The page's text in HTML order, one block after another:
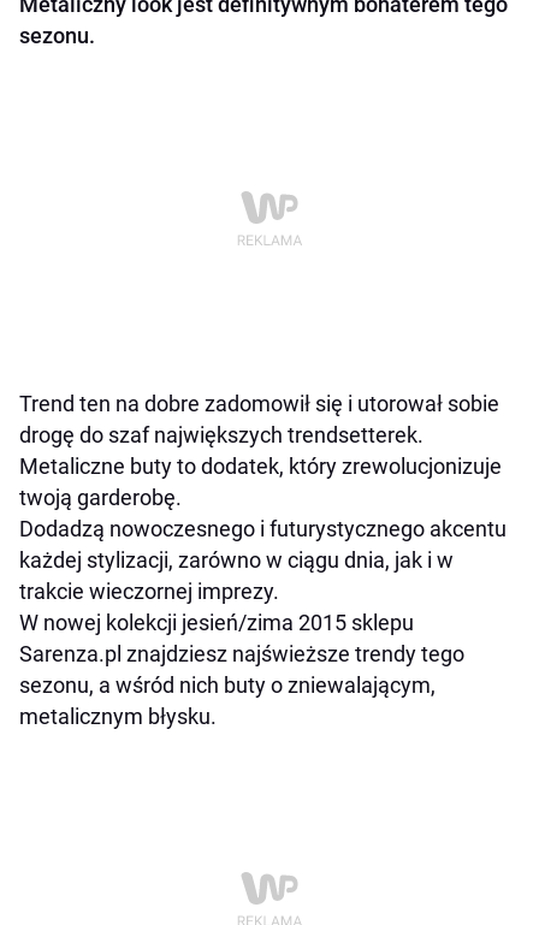
sezonu.
Trend ten na dobre zadomowił się i utorował sobie
drogę do szaf największych trendsetterek.
Metaliczne buty to dodatek, który zrewolucjonizuje
twoją garderobę.
Dodadzą nowoczesnego i futurystycznego akcentu
każdej stylizacji, zarówno w ciągu dnia, jak i w
trakcie wieczornej imprezy.
W nowej kolekcji jesień/zima 2015 sklepu
Sarenza.pl znajdziesz najświeższe trendy tego
sezonu, a wśród nich buty o zniewalającym,
metalicznym błysku.